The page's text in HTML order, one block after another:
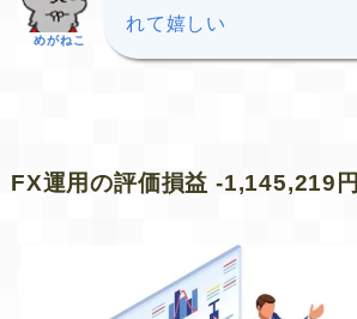
めがねこ
れて嬉しい
FX運用の評価損益 -1,145,219円